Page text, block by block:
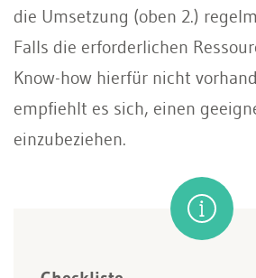
die Umsetzung (oben 2.)
Falls die erforderlichen
Know-how hierfür nicht
empfiehlt es sich, einen
einzubeziehen.